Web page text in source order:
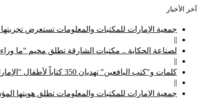
آخر الأخبار
جمعية الإمارات للمكتبات والمعلومات تستعرض
||
لصناعة الحكاية .. مكتبات الشارقة تطلق مخيم "ما
||
كلمات و"كتب اليافعين" تهديان 350 كتاباً لأطفال "الإمارات الإنسانية"
||
جمعية الإمارات للمكتبات والمعلومات تطلق هويتها